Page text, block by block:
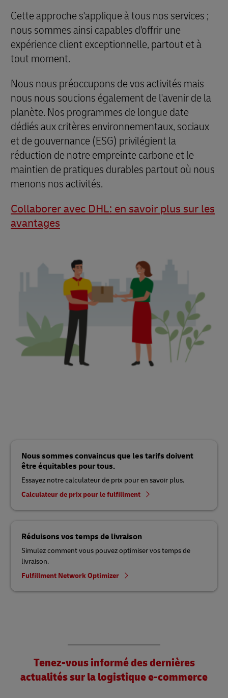
Cette approche s'applique à tous nos services ;
nous sommes ainsi capables d'offrir une
expérience client exceptionnelle, partout et à
tout moment.
Nous nous préoccupons de vos activités mais
nous nous soucions également de l'avenir de la
planète. Nos programmes de longue date
dédiés aux critères environnementaux, sociaux
et de gouvernance (ESG) privilégient la
réduction de notre empreinte carbone et le
maintien de pratiques durables partout où nous
menons nos activités.
Collaborer avec DHL: en savoir plus sur les
avantages
Nous sommes convaincus que les tarifs doivent
être équitables pour tous.
Essayez notre calculateur de prix pour en savoir plus.
Calculateur de prix pour le fulfillment
Réduisons vos temps de livraison
Simulez comment vous pouvez optimiser vos temps de
livraison.
Fulfillment Network Optimizer
Tenez-vous informé des dernières
actualités sur la logistique e-commerce